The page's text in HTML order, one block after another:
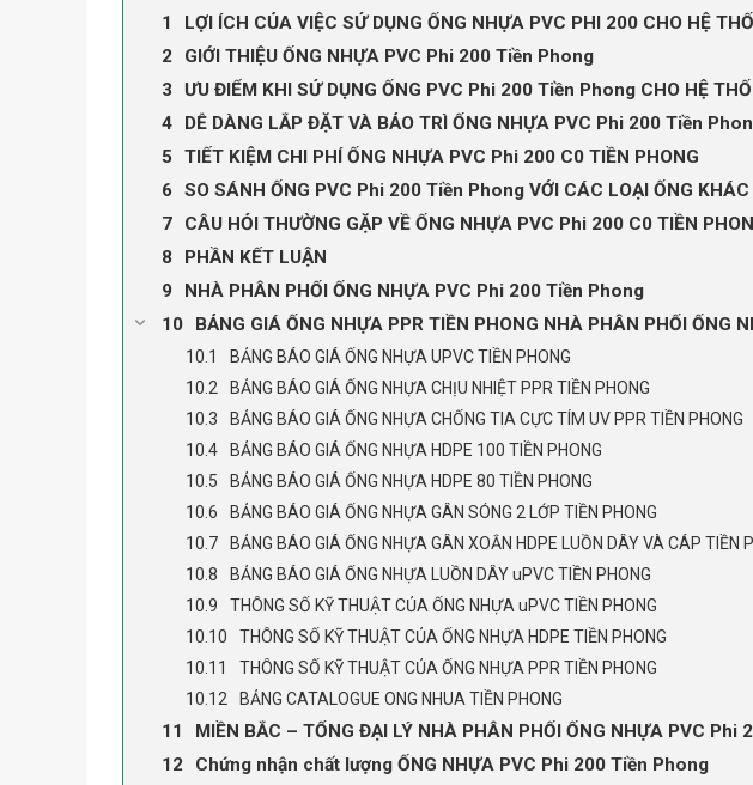
LỢI ÍCH CỦA VIỆC SỬ DỤNG ỐNG NHỰA PVC PHI 200 CHO HỆ
GIỚI THIỆU ỐNG NHỰA PVC Phi 200 Tiền Phong
ƯU ĐIỂM KHI SỬ DỤNG ỐNG PVC Phi 200 Tiền Phong CHO HỆ
DỄ DÀNG LẮP ĐẶT VÀ BẢO TRÌ ỐNG NHỰA PVC Phi 200 Tiền
TIẾT KIỆM CHI PHÍ ỐNG NHỰA PVC Phi 200 C0 TIỀN PHONG
SO SÁNH ỐNG PVC Phi 200 Tiền Phong VỚI CÁC LOẠI ỐNG KHÁC
CÂU HỎI THƯỜNG GẶP VỀ ỐNG NHỰA PVC Phi 200 C0 TIỀN
PHẦN KẾT LUẬN
NHÀ PHÂN PHỐI ỐNG NHỰA PVC Phi 200 Tiền Phong
BẢNG GIÁ ỐNG NHỰA PPR TIỀN PHONG NHÀ PHÂN PHỐI ỐNG
BẢNG BÁO GIÁ ỐNG NHỰA UPVC TIỀN PHONG
BẢNG BÁO GIÁ ỐNG NHỰA CHỊU NHIỆT PPR TIỀN PHONG
BẢNG BÁO GIÁ ỐNG NHỰA CHỐNG TIA CỰC TÍM UV PPR TIỀN PHONG
BẢNG BÁO GIÁ ỐNG NHỰA HDPE 100 TIỀN PHONG
BẢNG BÁO GIÁ ỐNG NHỰA HDPE 80 TIỀN PHONG
BẢNG BÁO GIÁ ỐNG NHỰA GÂN SÓNG 2 LỚP TIỀN PHONG
BẢNG BÁO GIÁ ỐNG NHỰA GÂN XOẮN HDPE LUỒN DÂY VÀ CÁP TIỀN
BẢNG BÁO GIÁ ỐNG NHỰA LUỒN DÂY uPVC TIỀN PHONG
THÔNG SỐ KỸ THUẬT CỦA ỐNG NHỰA uPVC TIỀN PHONG
THÔNG SỐ KỸ THUẬT CỦA ỐNG NHỰA HDPE TIỀN PHONG
THÔNG SỐ KỸ THUẬT CỦA ỐNG NHỰA PPR TIỀN PHONG
BẢNG CATALOGUE ONG NHUA TIỀN PHONG
MIỀN BẮC – TỔNG ĐẠI LÝ NHÀ PHÂN PHỐI ỐNG NHỰA PVC Phi
Chứng nhận chất lượng ỐNG NHỰA PVC Phi 200 Tiền Phong